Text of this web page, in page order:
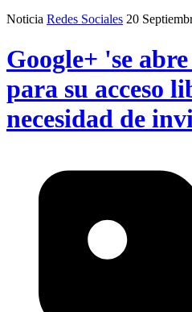
Noticia Redes Sociales 20
Google+ 'se
para su acceso
necesidad de